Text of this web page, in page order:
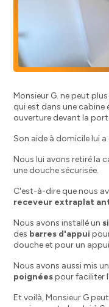
Monsieur G. ne peut
qui est dans une cabine
ouverture devant la
Son aide à domicile lui a
Nous lui avons retiré la
une douche sécurisée.
C'est-à-dire que nous
receveur extraplat
Nous avons installé un
des barres d'appui
douche et pour un
Nous avons aussi mis un
poignéespour faciliter
Et voilà, Monsieur G